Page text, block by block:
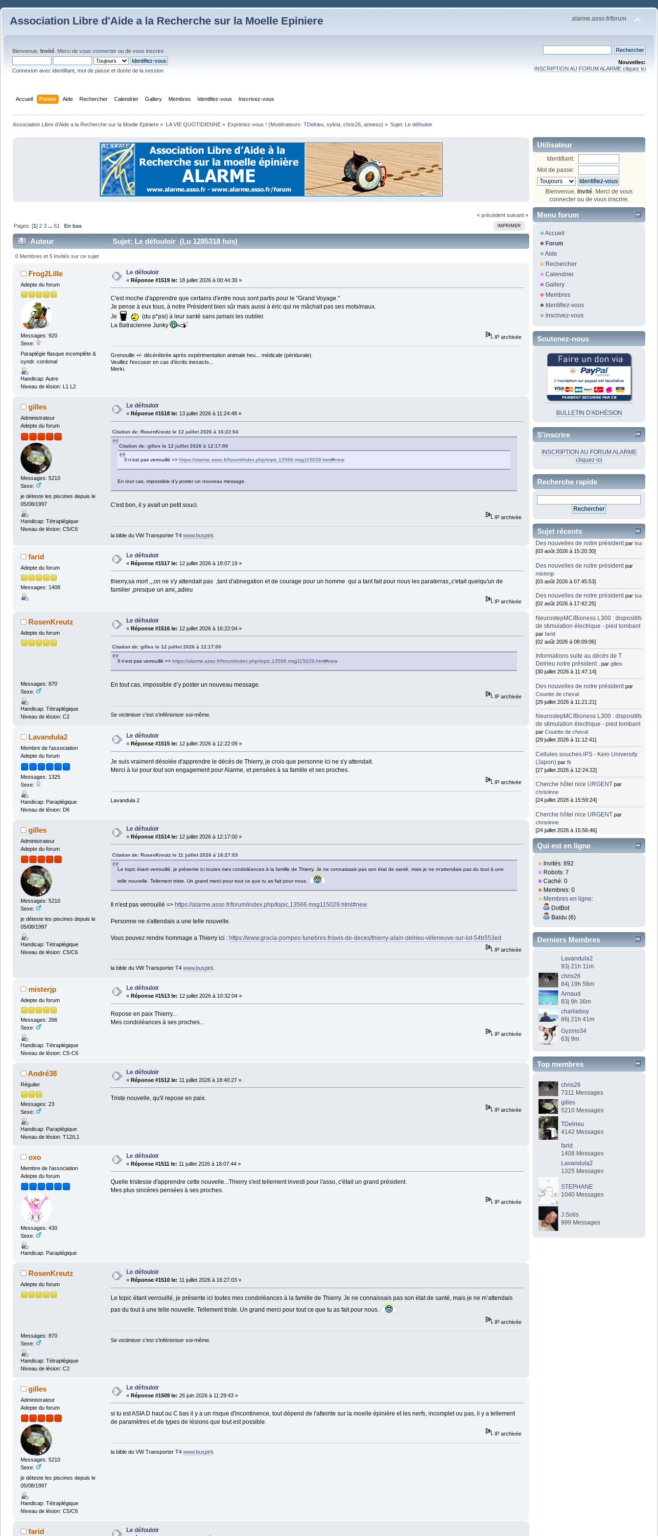
Association Libre d'Aide a la Recherche sur la Moelle Epiniere alarme.asso.fr/forum
Bienvenue, Invité . Merci de vous connecter ou de vous inscrire
Connexion avec identifiant, mot de passe et durée de la session
Nouvelles:
INSCRIPTION AU FORUM ALARME cliquez ici
Accueil Forum Aide Rechercher Calendrier Gallery Membres Identifiez-vous Inscrivez-vous
Association Libre d'Aide a la Recherche sur la Moelle Epiniere » LA VIE QUOTIDIENNE» Exprimez-vous ! (Modérateurs: TDelrieu, sylvia, chris26, anneso) » Sujet: Le défouloir
« précédent suivant »
IMPRIMER
Pages: [1]2 3 ...61 En bas
Auteur Sujet: Le défouloir (Lu 1285318 fois)
0 Membres et 5 Invités sur ce sujet
Frog2Lille
Adepte du forum
Messages: 920
Sexe:
Paraplégie flasque incomplète &
syndr. cordonal
Handicap: Autre
Niveau de lésion: L1 L2
Le défouloir
« Réponse #1519 le: 18 juillet 2026 à 00:44:30 »
C'est moche d'apprendre que certains d'entre nous sont partis pour le "Grand Voyage."
Je pense à eux tous, à notre Président bien sûr mais aussi à éric qui ne mâchait pas ses mots/maux.
Je
(du p*psi) à leur santé sans jamais les oublier.
La Batracienne Junky
IP archivée
Grenouille +/- décérébrée après expérimentation animale heu... médicale (péridurale).
Veuillez l'excuser en cas d'écrits inexacts...
Merki.
gilles
Administrateur
Adepte du forum
Messages: 5210
Sexe:
je déteste les piscines depuis le
05/08/1997
Handicap: Tétraplégique
Niveau de lésion: C5/C6
Le défouloir
« Réponse #1518 le: 13 juillet 2026 à 11:24:48 »
Citation de: RosenKreutz le 12 juillet 2026 à 16:22:04
Citation de: gilles le 12 juillet 2026 à 12:17:00
Il n'est pas verrouillé => https://alarme.asso.fr/forum/index.php/topic,13566.msg115029.html#new
En tout cas, impossible d’y poster un nouveau message.
C'est bon, il y avait un petit souci.
IP archivée
la bible du VW Transporter T4 www.buspirit.
farid
Adepte du forum
Messages: 1408
Le défouloir
« Réponse #1517 le: 12 juillet 2026 à 18:07:19 »
thierry,sa mort ,,,on ne s'y attendait pas ,tant d'abnegation et de courage pour un homme qui a tant fait pour nous les paraterras,,c'etait quelqu'un de
familier ,presque un ami,,adieu
IP archivée
RosenKreutz
Adepte du forum
Messages: 870
Sexe:
Handicap: Tétraplégique
Niveau de lésion: C2
Le défouloir
« Réponse #1516 le: 12 juillet 2026 à 16:22:04 »
Citation de: gilles le 12 juillet 2026 à 12:17:00
Il n'est pas verrouillé => https://alarme.asso.fr/forum/index.php/topic,13566.msg115029.html#new
En tout cas, impossible d’y poster un nouveau message.
IP archivée
Se victimiser c'est s'inférioriser soi-même.
Lavandula2
Membre de l'association
Adepte du forum
Messages: 1325
Sexe:
Handicap: Paraplégique
Niveau de lésion: D6
Le défouloir
« Réponse #1515 le: 12 juillet 2026 à 12:22:09 »
Je suis vraiment désolée d'apprendre le décès de Thierry, je crois que personne ici ne s'y attendait.
Merci à lui pour tout son engagement pour Alarme, et pensées à sa famille et ses proches.
IP archivée
Lavandula 2
gilles
Administrateur
Adepte du forum
Messages: 5210
Sexe:
je déteste les piscines depuis le
05/08/1997
Handicap: Tétraplégique
Niveau de lésion: C5/C6
Le défouloir
« Réponse #1514 le: 12 juillet 2026 à 12:17:00 »
Citation de: RosenKreutz le 11 juillet 2026 à 16:27:03
Le topic étant verrouillé, je présente ici toutes mes condoléances à la famille de Thierry. Je ne connaissais pas son état de santé, mais je ne m’attendais pas du tout à une
telle nouvelle. Tellement triste. Un grand merci pour tout ce que tu as fait pour nous.
Il n'est pas verrouillé => https://alarme.asso.fr/forum/index.php/topic,13566.msg115029.html#new
Personne ne s'attendais a une telle nouvelle.
Vous pouvez rendre hommage a Thierry ici : https://www.gracia-pompes-funebres.fr/avis-de-deces/thierry-alain-delrieu-villeneuve-sur-lot-54b553ed
IP archivée
la bible du VW Transporter T4 www.buspirit.
misterjp
Adepte du forum
Messages: 266
Sexe:
Handicap: Tétraplégique
Niveau de lésion: C5-C6
Le défouloir
« Réponse #1513 le: 12 juillet 2026 à 10:32:04 »
Repose en paix Thierry...
Mes condoléances à ses proches...
IP archivée
André38
Régulier
Messages: 23
Sexe:
Handicap: Paraplégique
Niveau de lésion: T12/L1
Le défouloir
« Réponse #1512 le: 11 juillet 2026 à 18:40:27 »
Triste nouvelle, qu'il repose en paix.
IP archivée
oxo
Membre de l'association
Adepte du forum
Messages: 430
Sexe:
Handicap: Paraplégique
Le défouloir
« Réponse #1511 le: 11 juillet 2026 à 18:07:44 »
Quelle tristesse d'apprendre cette nouvelle...Thierry s'est tellement investi pour l'asso, c'était un grand président.
Mes plus sincères pensées à ses proches.
IP archivée
RosenKreutz
Adepte du forum
Messages: 870
Sexe:
Handicap: Tétraplégique
Niveau de lésion: C2
Le défouloir
« Réponse #1510 le: 11 juillet 2026 à 16:27:03 »
Le topic étant verrouillé, je présente ici toutes mes condoléances à la famille de Thierry. Je ne connaissais pas son état de santé, mais je ne m’attendais
pas du tout à une telle nouvelle. Tellement triste. Un grand merci pour tout ce que tu as fait pour nous.
IP archivée
Se victimiser c'est s'inférioriser soi-même.
gilles
Administrateur
Adepte du forum
Messages: 5210
Sexe:
je déteste les piscines depuis le
05/08/1997
Handicap: Tétraplégique
Niveau de lésion: C5/C6
Le défouloir
« Réponse #1509 le: 26 juin 2026 à 11:29:43 »
si tu est ASIA D haut ou C bas il y a un risque d'incontinence, tout dépend de l'atteinte sur la moelle épinière et les nerfs, incomplet ou pas, il y a tellement
de paramètres et de types de lésions que tout est possible.
IP archivée
la bible du VW Transporter T4 www.buspirit.
farid Le défouloir
Utilisateur
Identifiant:
Mot de passe:
Bienvenue, Invité . Merci de vous
connecterou de vous inscrire
Menu forum
Accueil
Forum
Aide
Rechercher
Calendrier
Gallery
Membres
Identifiez-vous
Inscrivez-vous
Soutenez-nous
BULLETIN D'ADHÉSION
S'inscrire
INSCRIPTION AU FORUM ALARME
cliquez ici
Recherche rapide
Sujet récents
Des nouvelles de notre président par Isa
[03 août 2026 à 15:20:30]
Des nouvelles de notre président par
misterjp
[03 août 2026 à 07:45:53]
Des nouvelles de notre président par Isa
[02 août 2026 à 17:42:25]
NeurostepMC/Bioness L300 : dispositifs
de stimulation électrique - pied tombant
parfarid
[02 août 2026 à 08:09:06]
Informations suite au décès de T
Delrieu notre président . pargilles
[30 juillet 2026 à 11:47:14]
Des nouvelles de notre président par
Couette de cheval
[29 juillet 2026 à 11:21:21]
NeurostepMC/Bioness L300 : dispositifs
de stimulation électrique - pied tombant
parCouette de cheval
[29 juillet 2026 à 11:12:41]
Cellules souches iPS - Keio University
(Japon) parfti
[27 juillet 2026 à 12:24:22]
Cherche hôtel nice URGENT par
christinne
[24 juillet 2026 à 15:59:24]
Cherche hôtel nice URGENT par
christinne
[24 juillet 2026 à 15:56:46]
Qui est en ligne
Invités: 892
Robots: 7
Caché: 0
Membres: 0
Membres en ligne:
DotBot
Baidu (6)
Derniers Membres
Lavandula2
93j 21h 11m
chris26
84j 19h 56m
Arnaud
83j 9h 36m
charlieboy
66j 21h 41m
Gyzmo34
63j 9m
Top membres
chris26
7311 Messages
gilles
5210 Messages
TDelrieu
4142 Messages
farid
1408 Messages
Lavandula2
1325 Messages
STEPHANE
1040 Messages
J.Solis
999 Messages